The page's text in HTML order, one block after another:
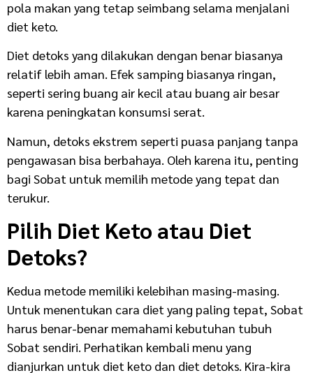
pola makan yang tetap seimbang selama menjalani
diet keto.
Diet detoks yang dilakukan dengan benar biasanya
relatif lebih aman. Efek samping biasanya ringan,
seperti sering buang air kecil atau buang air besar
karena peningkatan konsumsi serat.
Namun, detoks ekstrem seperti puasa panjang tanpa
pengawasan bisa berbahaya. Oleh karena itu, penting
bagi Sobat untuk memilih metode yang tepat dan
terukur.
Pilih Diet Keto atau Diet
Detoks?
Kedua metode memiliki kelebihan masing-masing.
Untuk menentukan cara diet yang paling tepat, Sobat
harus benar-benar memahami kebutuhan tubuh
Sobat sendiri. Perhatikan kembali menu yang
dianjurkan untuk diet keto dan diet detoks. Kira-kira